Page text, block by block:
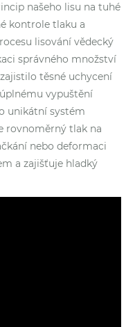
našeho lisu na tuhé
kontrole tlaku a
lisování vědecký
správného množství
těsné uchycení
vypuštění
unikátní systém
rovnoměrný tlak na
nebo deformaci
a zajišťuje hladký